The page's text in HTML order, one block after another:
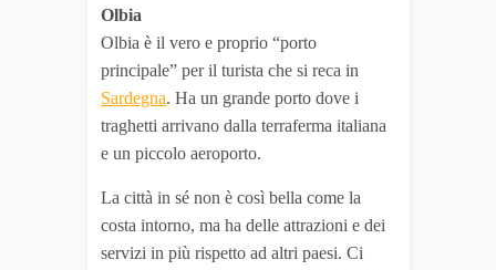
Olbia
Olbia è il vero e proprio “porto
principale” per il turista che si reca in
Sardegna. Ha un grande porto dove i
traghetti arrivano dalla terraferma italiana
e un piccolo aeroporto.
La città in sé non è così bella come la
costa intorno, ma ha delle attrazioni e dei
servizi in più rispetto ad altri paesi. Ci